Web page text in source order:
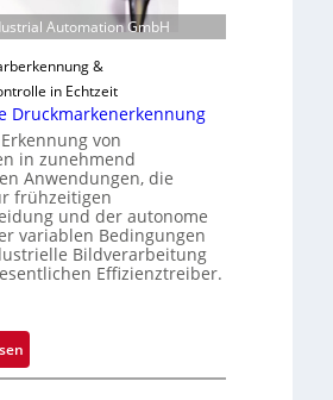
i
o
r
g
u
n
g
a
u
s
Automation GmbH
&
in Echtzeit
Druckmarkenerkennung
von
in zunehmend
Anwendungen, die
frühzeitigen
und der autonome
variablen Bedingungen
Bildverarbeitung
Effizienztreiber.
Z